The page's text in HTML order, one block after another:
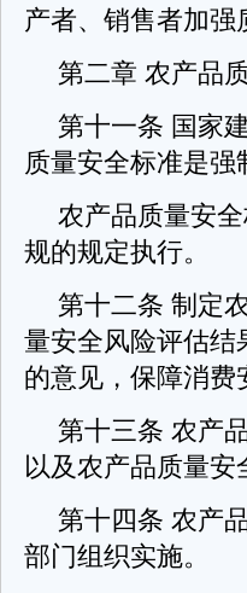
产者、销售者加
第二章 农产品
第十一条 国家
质量安全标准是强
农产品质量安
规的规定执行。
第十二条 制定
量安全风险评估结
的意见，保障消费
第十三条 农产
以及农产品质量安
第十四条 农产
部门组织实施。